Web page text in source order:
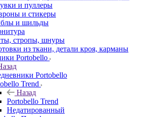
и пуллеры
и стикеры
и шильды
стропы, шнуры
из ткани, детали кроя, карманы
Portobello
Portobello
Trend
Назад
Portobello Trend
Недатированный